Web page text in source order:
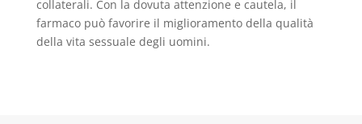
collaterali. Con la dovuta attenzione e cautela, il
farmaco può favorire il miglioramento della qualità
della vita sessuale degli uomini.